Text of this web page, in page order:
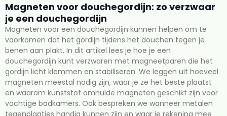
Magneten voor douchegordijn: zo verzwaar
je een douchegordijn
Magneten voor een douchegordijn kunnen helpen om te
voorkomen dat het gordijn tijdens het douchen tegen je
benen aan plakt. In dit artikel lees je hoe je een
douchegordijn kunt verzwaren met magneetparen die het
gordijn licht klemmen en stabiliseren. We leggen uit hoeveel
magneten meestal nodig zijn, waar je ze het beste plaatst
en waarom kunststof omhulde magneten geschikt zijn voor
vochtige badkamers. Ook bespreken we wanneer metalen
tegenplaatjes handig kunnen zijn en waar je rekening mee